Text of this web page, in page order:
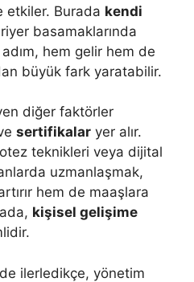
etkiler. Burada kendi
basamaklarında
hem gelir hem de
büyük fark yaratabilir.
diğer faktörler
sertifikalar yer alır.
teknikleri veya dijital
uzmanlaşmak,
hem de maaşlara
kişisel gelişime
ilerledikçe, yönetim